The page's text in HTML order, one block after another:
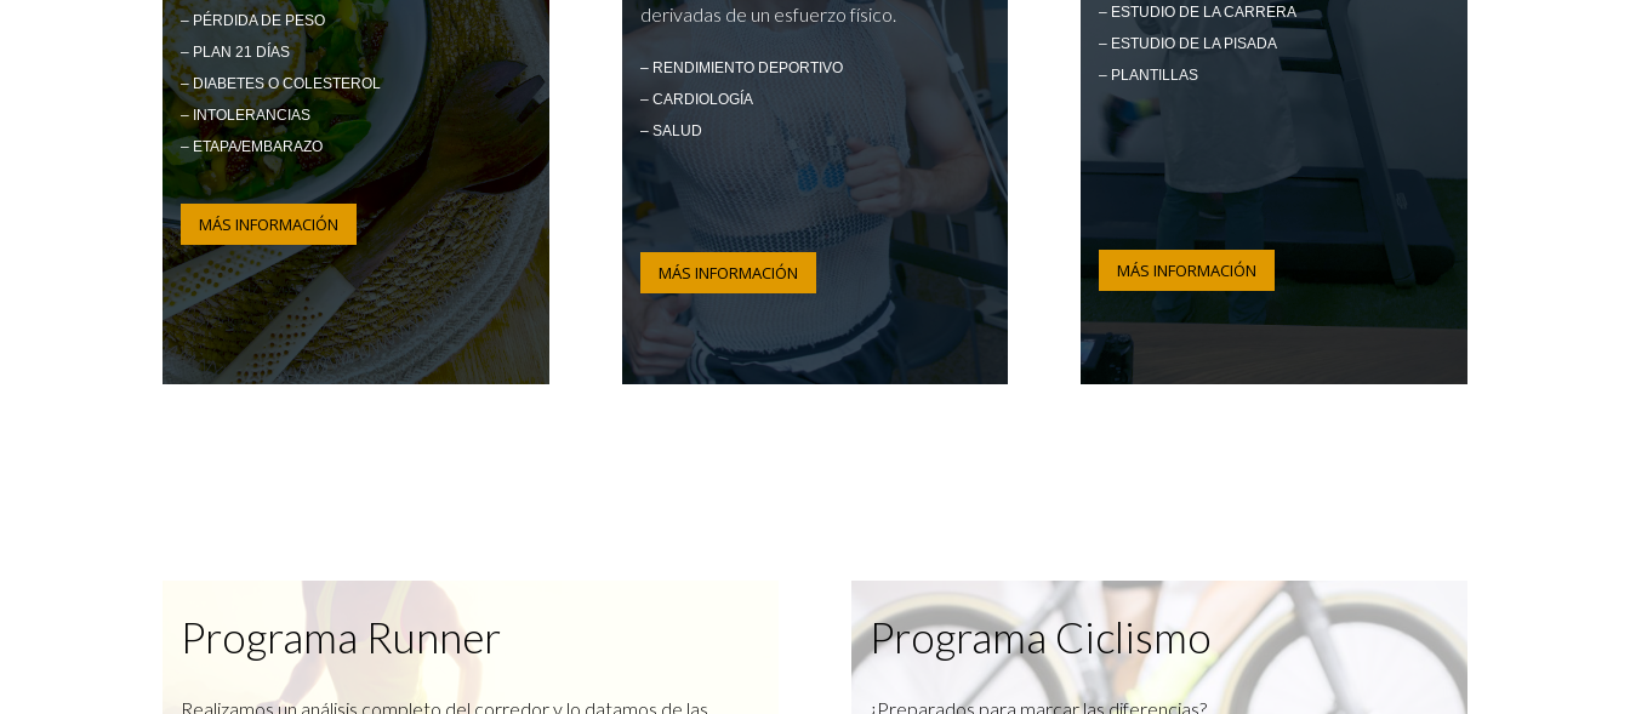
– PÉRDIDA DE PESO
– PLAN 21 DÍAS
– DIABETES O COLESTEROL
– INTOLERANCIAS
– ETAPA/EMBARAZO
MÁS INFORMACIÓN
derivadas de un esfuerzo físico.
– RENDIMIENTO DEPORTIVO
– CARDIOLOGÍA
– SALUD
MÁS INFORMACIÓN
– ESTUDIO DE LA CARRERA
– ESTUDIO DE LA PISADA
– PLANTILLAS
MÁS INFORMACIÓN
Programa Runner
Realizamos un análisis completo del corredor y lo datamos de las
Programa Ciclismo
¿Preparados para marcar las diferencias?